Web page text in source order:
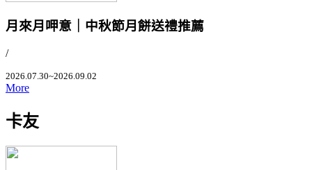
月來月呷意｜中秋節月餅送禮推薦
/
2026.07.30~2026.09.02
More
卡友